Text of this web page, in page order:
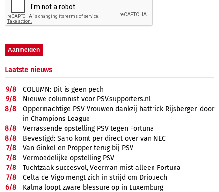
Laatste nieuws
9/8
COLUMN: Dit is geen pech
9/8
Nieuwe columnist voor PSV.supporters.nl
8/8
Oppermachtige PSV Vrouwen dankzij hattrick Rijsbergen door
in Champions League
8/8
Verrassende opstelling PSV tegen Fortuna
8/8
Bevestigd: Sano komt per direct over van NEC
7/8
Van Ginkel en Pröpper terug bij PSV
7/8
Vermoedelijke opstelling PSV
7/8
Tuchtzaak succesvol, Veerman mist alleen Fortuna
7/8
Celta de Vigo mengt zich in strijd om Driouech
6/8
Kalma loopt zware blessure op in Luxemburg